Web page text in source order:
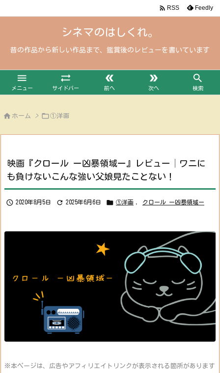
シネマのはしくれ。
昔の作品から新しい作品まで、鑑賞後のレビューを書いています

メニュー

サイドバー

前へ

次へ

検索
 RSS Feedly
 ホーム > ①洋画
映画『クロール ー凶暴領域ー』レビュー│ワニに
も負けないこんな強い父娘見たことない！
 2020年8月5日  2025年6月6日  ①洋画 クロール ー凶暴領域ー
※本ページは、広告やアフィリエイトリンクが表示される箇所があります